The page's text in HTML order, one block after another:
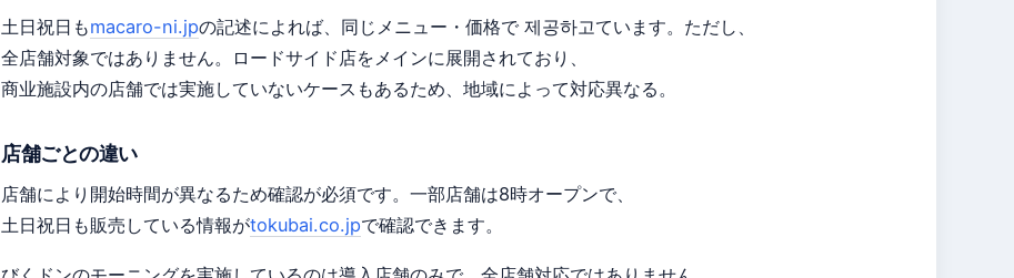
土日祝日もmacaro-ni.jpの記述によれば、同じメニュー・価格で 제공하고ています。ただし、
全店舗対象ではありません。ロードサイド店をメインに展開されており、
商业施設内の店舗では実施していないケースもあるため、地域によって対応異なる。
店舗ごとの違い
店舗により開始時間が異なるため確認が必須です。一部店舗は8時オープンで、
土日祝日も販売している情報がtokubai.co.jpで確認できます。